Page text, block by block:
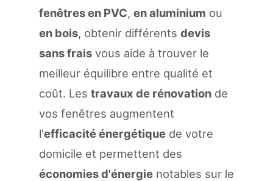
fenêtres en PVC, en aluminium ou
en bois, obtenir différents devis
sans frais vous aide à trouver le
meilleur équilibre entre qualité et
coût. Les travaux de rénovation de
vos fenêtres augmentent
l'efficacité énergétique de votre
domicile et permettent des
économies d'énergie notables sur le